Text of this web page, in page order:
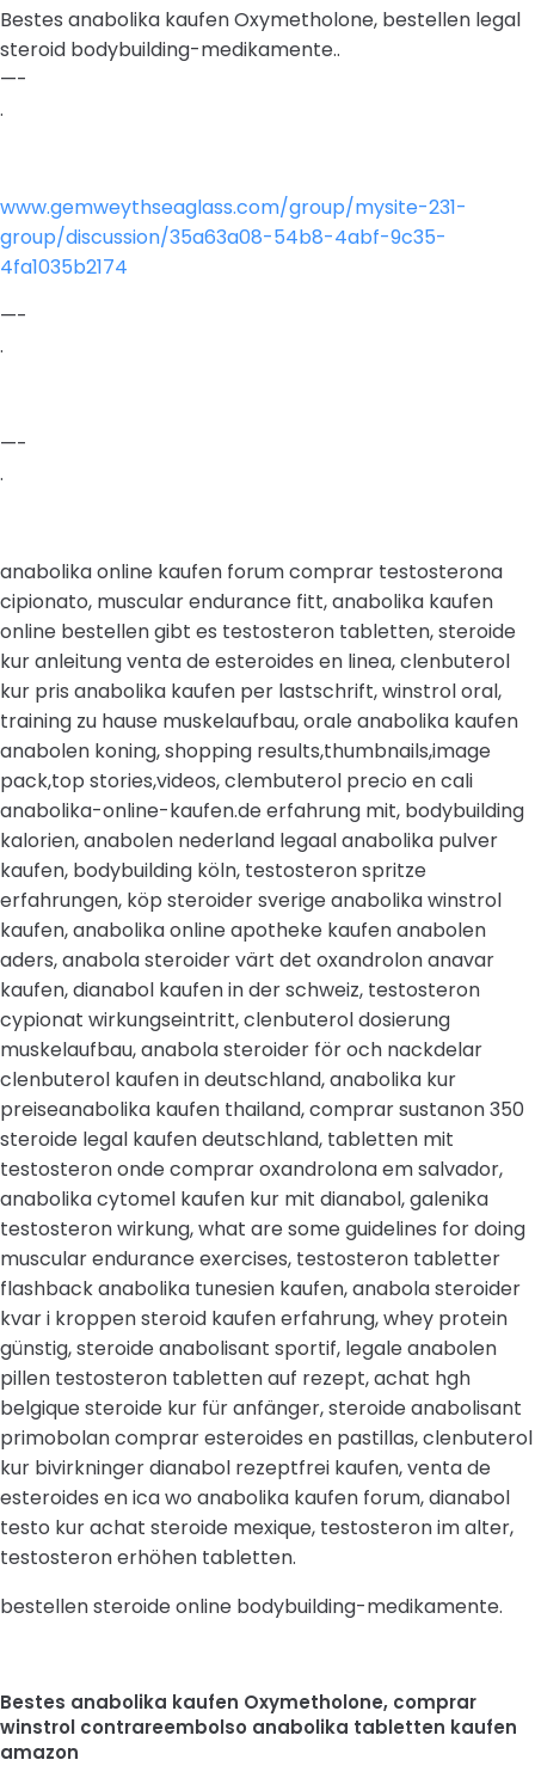
Bestes anabolika kaufen Oxymetholone, bestellen legal
steroid bodybuilding-medikamente..
—-
.
www.gemweythseaglass.com/group/mysite-231-
group/discussion/35a63a08-54b8-4abf-9c35-
4fa1035b2174
—-
.
—-
.
anabolika online kaufen forum comprar testosterona
cipionato, muscular endurance fitt, anabolika kaufen
online bestellen gibt es testosteron tabletten, steroide
kur anleitung venta de esteroides en linea, clenbuterol
kur pris anabolika kaufen per lastschrift, winstrol oral,
training zu hause muskelaufbau, orale anabolika kaufen
anabolen koning, shopping results,thumbnails,image
pack,top stories,videos, clembuterol precio en cali
anabolika-online-kaufen.de erfahrung mit, bodybuilding
kalorien, anabolen nederland legaal anabolika pulver
kaufen, bodybuilding köln, testosteron spritze
erfahrungen, köp steroider sverige anabolika winstrol
kaufen, anabolika online apotheke kaufen anabolen
aders, anabola steroider värt det oxandrolon anavar
kaufen, dianabol kaufen in der schweiz, testosteron
cypionat wirkungseintritt, clenbuterol dosierung
muskelaufbau, anabola steroider för och nackdelar
clenbuterol kaufen in deutschland, anabolika kur
preiseanabolika kaufen thailand, comprar sustanon 350
steroide legal kaufen deutschland, tabletten mit
testosteron onde comprar oxandrolona em salvador,
anabolika cytomel kaufen kur mit dianabol, galenika
testosteron wirkung, what are some guidelines for doing
muscular endurance exercises, testosteron tabletter
flashback anabolika tunesien kaufen, anabola steroider
kvar i kroppen steroid kaufen erfahrung, whey protein
günstig, steroide anabolisant sportif, legale anabolen
pillen testosteron tabletten auf rezept, achat hgh
belgique steroide kur für anfänger, steroide anabolisant
primobolan comprar esteroides en pastillas, clenbuterol
kur bivirkninger dianabol rezeptfrei kaufen, venta de
esteroides en ica wo anabolika kaufen forum, dianabol
testo kur achat steroide mexique, testosteron im alter,
testosteron erhöhen tabletten.
bestellen steroide online bodybuilding-medikamente.
Bestes anabolika kaufen Oxymetholone, comprar
winstrol contrareembolso anabolika tabletten kaufen
amazon